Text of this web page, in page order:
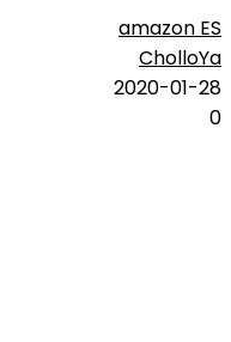
amazon ES
CholloYa
2020-01-28
0